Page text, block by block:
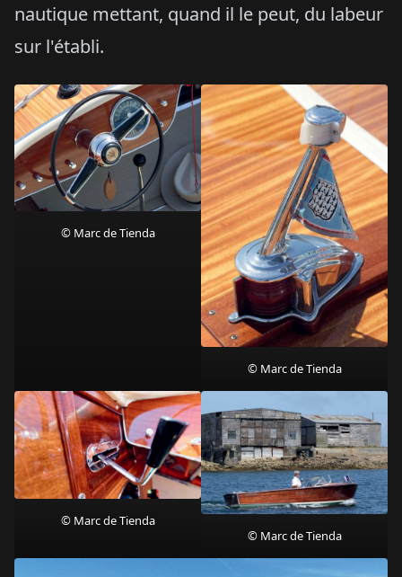
nautique mettant, quand il le peut, du labeur
sur l'établi.
© Marc de Tienda
© Marc de Tienda
© Marc de Tienda
© Marc de Tienda